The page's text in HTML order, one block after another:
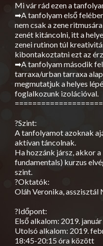
Mi vár rád ezen a
➡A tanfolyam első
nem csak a zene
zenét kitáncolni, itt a
zenei rutinon túl
kibontakoztatni ezt az
➡A tanfolyam második
tarraxa/urban tarraxa
megmutatjuk a helyes
foglalkozunk izolációval.
?Szint:
A tanfolyamot azoknak
aktívan táncolnak.
Ha hozzánk jársz, akkor
fundamentals) kurzus
szint.
?Oktatók:
Oláh Veronika, asszisztál
?Időpont:
Első alkalom: 2019. január
Utolsó alkalom: 2019.
18:45-20:15 óra között